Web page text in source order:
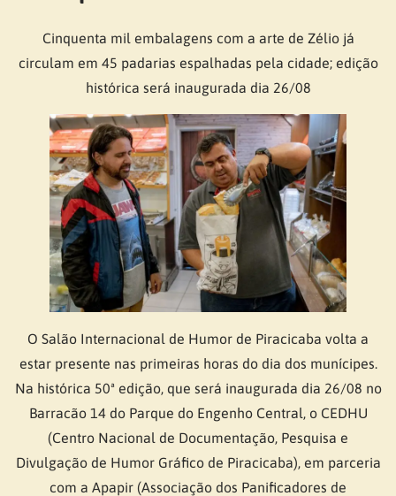
Cinquenta mil embalagens com a arte de Zélio já
circulam em 45 padarias espalhadas pela cidade; edição
histórica será inaugurada dia 26/08
O Salão Internacional de Humor de Piracicaba volta a
estar presente nas primeiras horas do dia dos munícipes.
Na histórica 50ª edição, que será inaugurada dia 26/08 no
Barracão 14 do Parque do Engenho Central, o CEDHU
(Centro Nacional de Documentação, Pesquisa e
Divulgação de Humor Gráfico de Piracicaba), em parceria
com a Apapir (Associação dos Panificadores de